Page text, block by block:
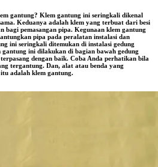
gantung? Klem gantung ini seringkali dikenal
Keduanya adalah klem yang terbuat dari besi
bagi pemasangan pipa. Kegunaan klem gantung
pipa pada peralatan instalasi dan
ini seringkali ditemukan di instalasi gedung
ini dilakukan di bagian bawah gedung
dengan baik. Coba Anda perhatikan bila
tergantung. Dan, alat atau benda yang
adalah klem gantung.